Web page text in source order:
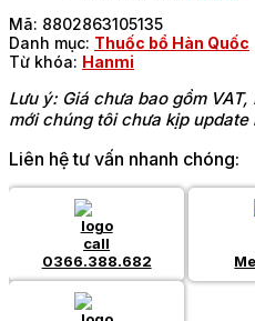
Mã: 8802863105135
Danh mục: Thuốc bổ Hàn Quốc
Từ khóa: Hanmi
Lưu ý: Giá chưa bao gồm
mới chúng tôi chưa kịp update
Liên hệ tư vấn nhanh chóng:
0366.388.682